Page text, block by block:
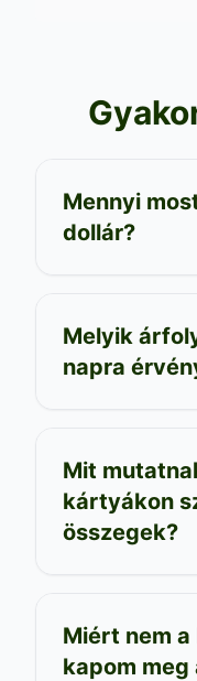
Mennyi
dollár?
Melyik
napra
Mit
kártyákon
összegek?
Miért nem
kapom meg